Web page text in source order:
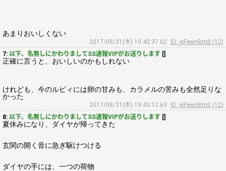
あまりおいしくない
2017/08/31(木) 19:42:37.02
ID: yiFewnBm0 (12)
7: 以下、名無しにかわりましてSS速報VIPがお送りします []
正確に言うと、おいしいのかもしれない
けれども、今のルビィには卵の甘みも、カラメルの苦みも全然足りな
かった
2017/08/31(木) 19:43:12.69
ID: yiFewnBm0 (12)
8: 以下、名無しにかわりましてSS速報VIPがお送りします []
夏休みになり、ダイヤが帰ってきた
玄関の開く音に急ぎ駆けつける
ダイヤの手には、一つの荷物